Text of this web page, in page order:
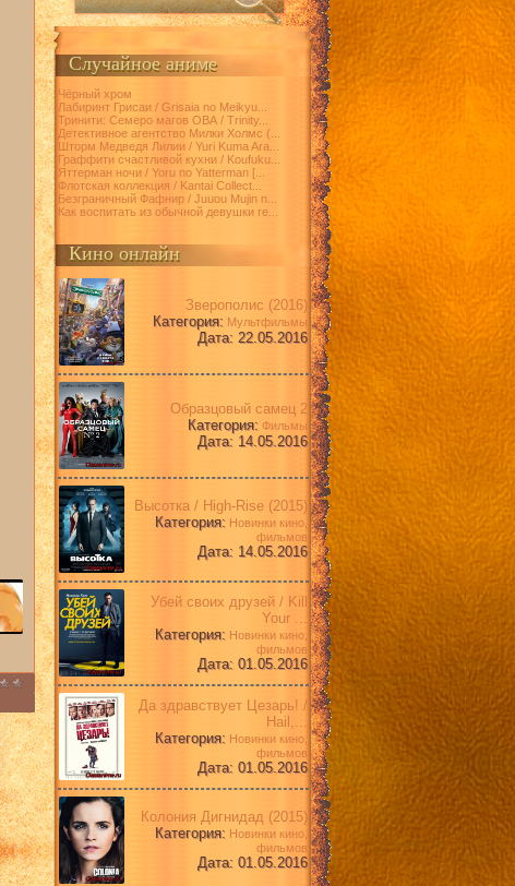
Случайное аниме
Чёрный хром
Лабиринт Грисаи / Grisaia no Meikyu...
Тринити: Семеро магов ОВА / Trinity...
Детективное агентство Милки Холмс (...
Шторм Медведя Лилии / Yuri Kuma Ara...
Граффити счастливой кухни / Koufuku...
Яттерман ночи / Yoru no Yatterman [...
Флотская коллекция / Kantai Collect...
Безграничный Фафнир / Juuou Mujin n...
Как воспитать из обычной девушки ге...
Кино онлайн
Зверополис (2016)
Категория: Мультфильмы
Дата: 22.05.2016
Образцовый самец 2
Категория: Фильмы
Дата: 14.05.2016
Высотка / High-Rise (2015)
Категория: Новинки кино,
фильмов
Дата: 14.05.2016
Убей своих друзей / Kill
Your ...
Категория: Новинки кино,
фильмов
Дата: 01.05.2016
Да здравствует Цезарь! /
Hail,...
Категория: Новинки кино,
фильмов
Дата: 01.05.2016
Колония Дигнидад (2015)
Категория: Новинки кино,
фильмов
Дата: 01.05.2016